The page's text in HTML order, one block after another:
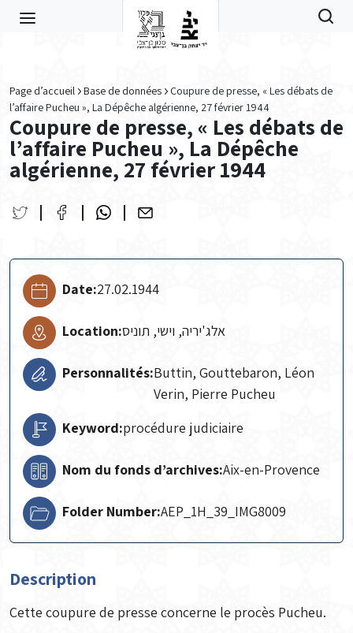
Page d’accueil Base de données
Coupure de presse, « Les débats de
l’affaire Pucheu », La Dépêche algérienne, 27 février 1944
Coupure de presse, « Les débats de
l’affaire Pucheu », La Dépêche
algérienne, 27 février 1944
Date:27.02.1944
Location:אלג'יריה, וישי, תוניס
Personnalités:Buttin, Gouttebaron, Léon
Verin, Pierre Pucheu
Keyword:procédure judiciaire
Nom du fonds d’archives:Aix-en-Provence
Folder Number:AEP_1H_39_IMG8009
Description
Cette coupure de presse concerne le procès Pucheu.